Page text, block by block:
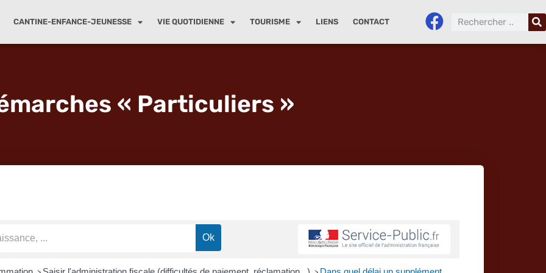
CANTINE-ENFANCE-JEUNESSE VIE QUOTIDIENNE TOURISME LIENS CONTACT
« Particuliers »